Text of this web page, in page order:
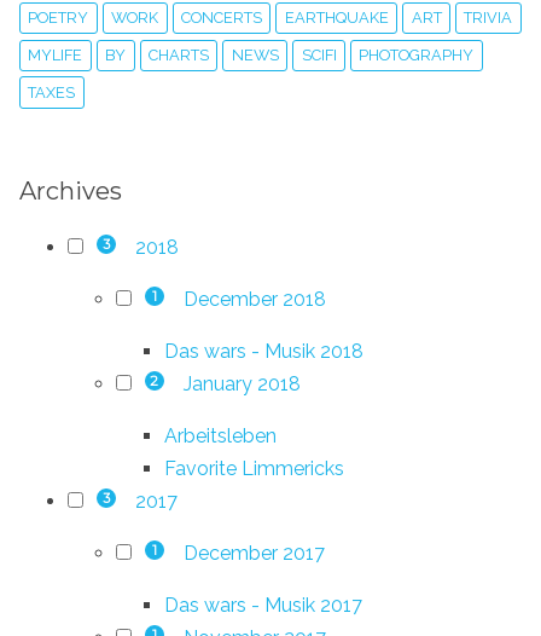
POETRY WORK CONCERTS EARTHQUAKE ART TRIVIA
MYLIFE BY CHARTS NEWS SCIFI PHOTOGRAPHY
TAXES
Archives
3 2018
1 December 2018
Das wars - Musik 2018
2 January 2018
Arbeitsleben
Favorite Limmericks
3 2017
1 December 2017
Das wars - Musik 2017